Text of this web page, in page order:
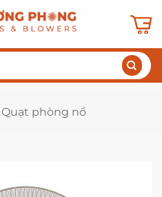
Quạt phòng nổ